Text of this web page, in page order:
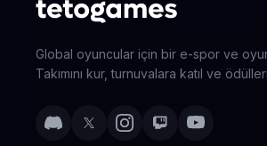
Global oyuncular için bir e-spor ve
Takımını kur, turnuvalara katıl ve